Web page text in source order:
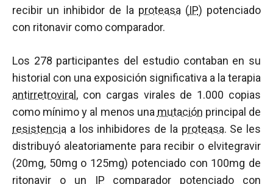
recibir un inhibidor de la proteasa (IP) potenciado
con ritonavir como comparador.
Los 278 participantes del estudio contaban en su
historial con una exposición significativa a la terapia
antirretroviral , con cargas virales de 1.000 copias
como mínimo y al menos una mutación principal de
resistencia a los inhibidores de la proteasa. Se les
distribuyó aleatoriamente para recibir o elvitegravir
(20mg, 50mg o 125mg) potenciado con 100mg de
ritonavir o un
IP comparador potenciado con